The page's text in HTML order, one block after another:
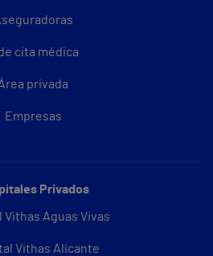
cita médica
privada
Empresas
Privados
Vithas Aguas Vivas
Vithas Alicante